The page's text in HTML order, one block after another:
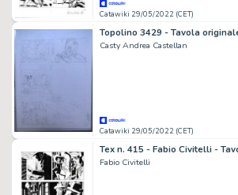
Catawiki 29/05/2022 (CET)
Casty Andrea Castellan
Catawiki 29/05/2022 (CET)
Fabio Civitelli